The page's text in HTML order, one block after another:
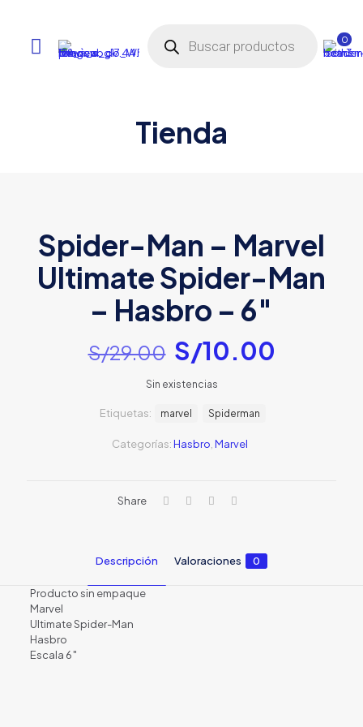
productos
0
Tienda
Spider-Man – Marvel
Ultimate Spider-Man
– Hasbro – 6″
S/29.00 El
precio
original
era:
S/29.00.
S/10.00
Sin existencias
Categorías:Hasbro Marvel
Etiquetas: marvel Spiderman
Share
Descripción Valoraciones 0
Producto sin empaque
Marvel
Ultimate Spider-Man
Hasbro
Escala 6″